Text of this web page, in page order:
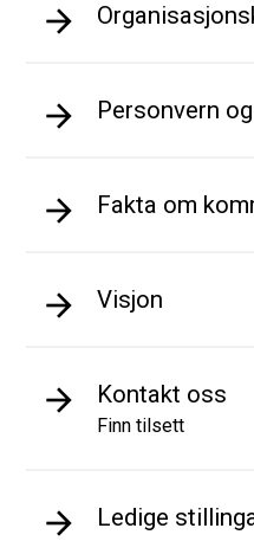
Personvern
Fakta om
Visjon
Kontakt oss
Finn tilsett
Ledige